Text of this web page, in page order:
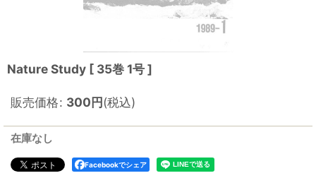
Nature Study [ 35巻 1号 ]
販売価格: 300円(税込)
在庫なし
Facebookでシェア